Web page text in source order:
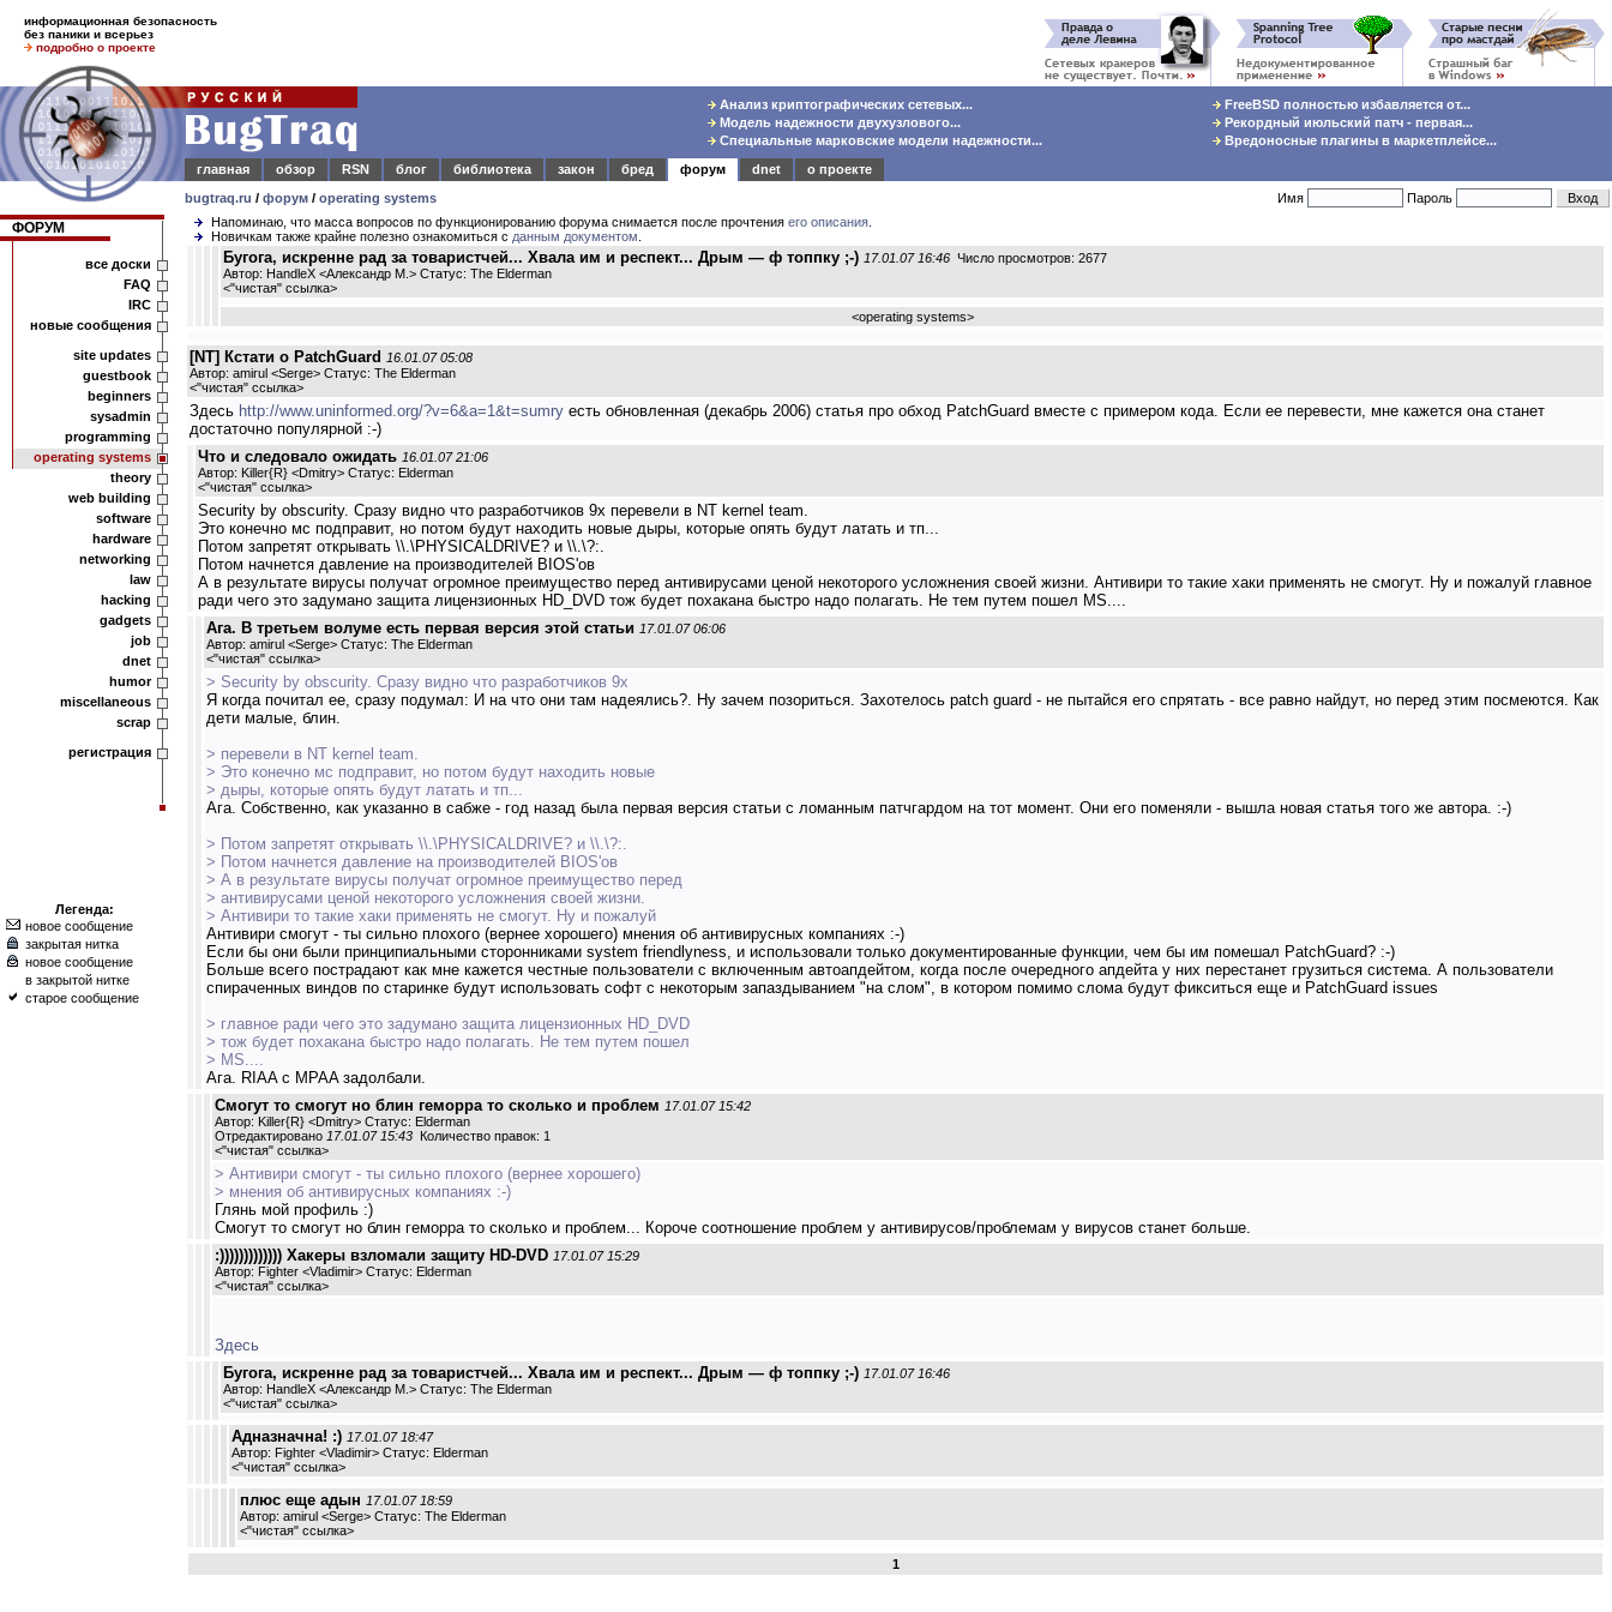
информационная безопасность
без паники и всерьез
подробно о проекте
Анализ криптографических сетевых...
Модель надежности двухузлового...
Специальные марковские модели надежности...
FreeBSD полностью избавляется от...
Рекордный июльский патч - первая...
Вредоносные плагины в маркетплейсе...
главная
обзор RSN блог библиотека закон бред форум dnet
о проекте
bugtraq.ru / форум / operating systems Имя Пароль
ФОРУМ
все доски
FAQ
IRC
новые сообщения
site updates
guestbook
beginners
sysadmin
programming
operating systems
theory
web building
software
hardware
networking
law
hacking
gadgets
job
dnet
humor
miscellaneous
scrap
регистрация
Легенда:
новое сообщение
закрытая нитка
новое сообщение
в закрытой нитке
старое сообщение
Напоминаю, что масса вопросов по функционированию форума снимается после прочтения его описания
Новичкам также крайне полезно ознакомиться с данным документом
Бугога, искренне рад за товаристчей... Хвала им и респект... Дрым — ф топпку ;-) 17.01.07 16:46 Число просмотров: 2677
Автор: HandleX <Александр М.> Статус: The Elderman
<"чистая" ссылка>
<operating systems>
[NT] Кстати о PatchGuard 16.01.07 05:08
Автор: amirul <Serge> Статус: The Elderman
<"чистая" ссылка>
Здесь http://www.uninformed.org/?v=6&a=1&t=sumry есть обновленная (декабрь 2006) статья про обход PatchGuard вместе с примером кода. Если ее перевести, мне кажется она станет
достаточно популярной :-)
Что и следовало ожидать 16.01.07 21:06
Автор: Killer{R} <Dmitry> Статус: Elderman
<"чистая" ссылка>
Security by obscurity. Сразу видно что разработчиков 9х перевели в NT kernel team.
Это конечно мс подправит, но потом будут находить новые дыры, которые опять будут латать и тп...
Потом запретят открывать \\.\PHYSICALDRIVE? и \\.\?:.
Потом начнется давление на производителей BIOS'ов
А в результате вирусы получат огромное преимущество перед антивирусами ценой некоторого усложнения своей жизни. Антивири то такие хаки применять не смогут. Ну и пожалуй главное
ради чего это задумано защита лицензионных HD_DVD тож будет похакана быстро надо полагать. Не тем путем пошел MS....
Ага. В третьем волуме есть первая версия этой статьи 17.01.07 06:06
Автор: amirul <Serge> Статус: The Elderman
<"чистая" ссылка>
> Security by obscurity. Сразу видно что разработчиков 9х
Я когда почитал ее, сразу подумал: И на что они там надеялись?. Ну зачем позориться. Захотелось patch guard - не пытайся его спрятать - все равно найдут, но перед этим посмеются. Как
дети малые, блин.
> перевели в NT kernel team.
> Это конечно мс подправит, но потом будут находить новые
> дыры, которые опять будут латать и тп...
Ага. Собственно, как указанно в сабже - год назад была первая версия статьи с ломанным патчгардом на тот момент. Они его поменяли - вышла новая статья того же автора. :-)
> Потом запретят открывать \\.\PHYSICALDRIVE? и \\.\?:.
> Потом начнется давление на производителей BIOS'ов
> А в результате вирусы получат огромное преимущество перед
> антивирусами ценой некоторого усложнения своей жизни.
> Антивири то такие хаки применять не смогут. Ну и пожалуй
Антивири смогут - ты сильно плохого (вернее хорошего) мнения об антивирусных компаниях :-)
Если бы они были принципиальными сторонниками system friendlyness, и использовали только документированные функции, чем бы им помешал PatchGuard? :-)
Больше всего пострадают как мне кажется честные пользователи с включенным автоапдейтом, когда после очередного апдейта у них перестанет грузиться система. А пользователи
спираченных виндов по старинке будут использовать софт с некоторым запаздыванием "на слом", в котором помимо слома будут фикситься еще и PatchGuard issues
> главное ради чего это задумано защита лицензионных HD_DVD
> тож будет похакана быстро надо полагать. Не тем путем пошел
> MS....
Ага. RIAA с MPAA задолбали.
Смогут то смогут но блин геморра то сколько и проблем 17.01.07 15:42
Автор: Killer{R} <Dmitry> Статус: Elderman
Отредактировано 17.01.07 15:43 Количество правок: 1
<"чистая" ссылка>
> Антивири смогут - ты сильно плохого (вернее хорошего)
> мнения об антивирусных компаниях :-)
Глянь мой профиль :)
Смогут то смогут но блин геморра то сколько и проблем... Короче соотношение проблем у антивирусов/проблемам у вирусов станет больше.
:))))))))))))) Хакеры взломали защиту HD-DVD 17.01.07 15:29
Автор: Fighter <Vladimir> Статус: Elderman
<"чистая" ссылка>
Здесь
Бугога, искренне рад за товаристчей... Хвала им и респект... Дрым — ф топпку ;-) 17.01.07 16:46
Автор: HandleX <Александр М.> Статус: The Elderman
<"чистая" ссылка>
Адназначна! :) 17.01.07 18:47
Автор: Fighter <Vladimir> Статус: Elderman
<"чистая" ссылка>
плюс еще адын 17.01.07 18:59
Автор: amirul <Serge> Статус: The Elderman
<"чистая" ссылка>
1